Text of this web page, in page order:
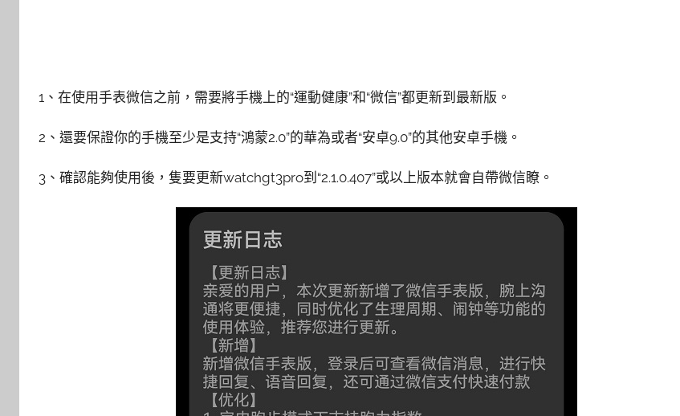
1、在使用手表微信之前，需要將手機上的“運動健康”和“微信”都更新到最新版。
2、還要保證你的手機至少是支持“鴻蒙2.0”的華為或者“安卓9.0”的其他安卓手機。
3、確認能夠使用後，隻要更新watchgt3pro到“2.1.0.407”或以上版本就會自帶微信瞭。